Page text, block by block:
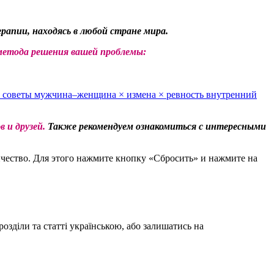
находясь в любой стране мира.
решения вашей проблемы:
мужчина–женщина × измена × ревность внутренний
и друзей. Также рекомендуем ознакомиться с интересными
Для этого нажмите кнопку «Сбросить» и нажмите на
та статті українською, або залишатись на